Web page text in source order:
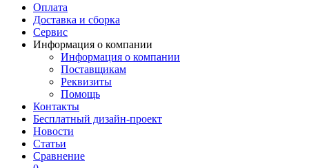
Оплата
Доставка и сборка
Сервис
Информация о компании
Информация о компании
Поставщикам
Реквизиты
Помощь
Контакты
Бесплатный дизайн-проект
Новости
Статьи
Сравнение